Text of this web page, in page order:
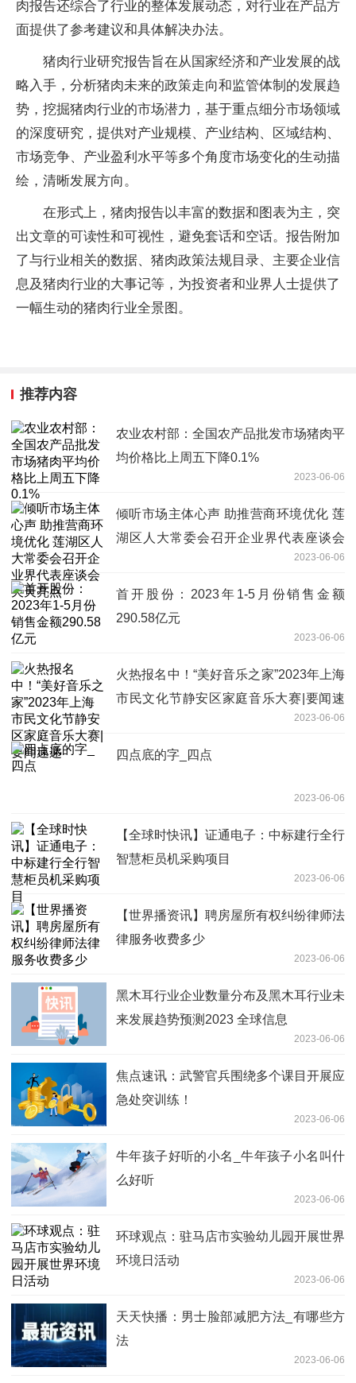
肉报告还综合了行业的整体发展动态，对行业在产品方
面提供了参考建议和具体解决办法。
猪肉行业研究报告旨在从国家经济和产业发展的战
略入手，分析猪肉未来的政策走向和监管体制的发展趋
势，挖掘猪肉行业的市场潜力，基于重点细分市场领域
的深度研究，提供对产业规模、产业结构、区域结构、
市场竞争、产业盈利水平等多个角度市场变化的生动描
绘，清晰发展方向。
在形式上，猪肉报告以丰富的数据和图表为主，突
出文章的可读性和可视性，避免套话和空话。报告附加
了与行业相关的数据、猪肉政策法规目录、主要企业信
息及猪肉行业的大事记等，为投资者和业界人士提供了
一幅生动的猪肉行业全景图。
推荐内容
农业农村部：全国农产品批发市场猪肉平
均价格比上周五下降0.1%
2023-06-06
倾听市场主体心声 助推营商环境优化 莲
湖区人大常委会召开企业界代表座谈会
2023-06-06
首开股份：2023年1-5月份销售金额
290.58亿元
2023-06-06
火热报名中！“美好音乐之家”2023年上海
市民文化节静安区家庭音乐大赛|要闻速
2023-06-06
四点底的字_四点
2023-06-06
【全球时快讯】证通电子：中标建行全行
智慧柜员机采购项目
2023-06-06
【世界播资讯】聘房屋所有权纠纷律师法
律服务收费多少
2023-06-06
黑木耳行业企业数量分布及黑木耳行业未
来发展趋势预测2023 全球信息
2023-06-06
焦点速讯：武警官兵围绕多个课目开展应
急处突训练！
2023-06-06
牛年孩子好听的小名_牛年孩子小名叫什
么好听
2023-06-06
环球观点：驻马店市实验幼儿园开展世界
环境日活动
2023-06-06
天天快播：男士脸部减肥方法_有哪些方
法
2023-06-06